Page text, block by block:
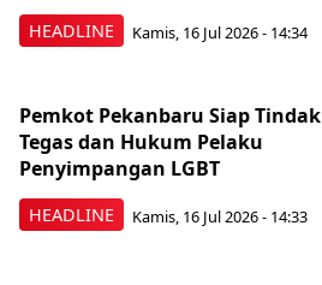
HEADLINE Kamis, 16 Jul 2026 - 14:34
HEADLINE
Pemkot Pekanbaru Siap Tindak
Tegas dan Hukum Pelaku
Penyimpangan LGBT
Kamis, 16 Jul 2026 - 14:33